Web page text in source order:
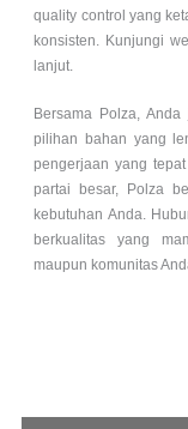
quality control yang
konsisten. Kunjungi
lanjut.
Bersama Polza,
pilihan bahan yang
pengerjaan yang
partai besar, Polza
kebutuhan Anda.
berkualitas yang
maupun komunitas